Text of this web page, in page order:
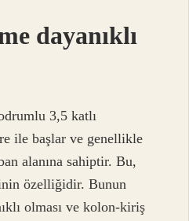
dayanıklı
3,5 katlı
ile başlar ve genellikle
alanına sahiptir. Bu,
özelliğidir. Bunun
olması ve kolon-kiriş